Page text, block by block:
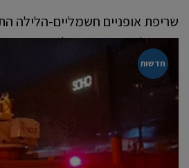
שריפת אופניים חשמליים-הלילה
102 של מחוז מרכז, על שריפה
בראשון לציון. לוחמי האש הגיעו
קרא עוד ←
חדשות